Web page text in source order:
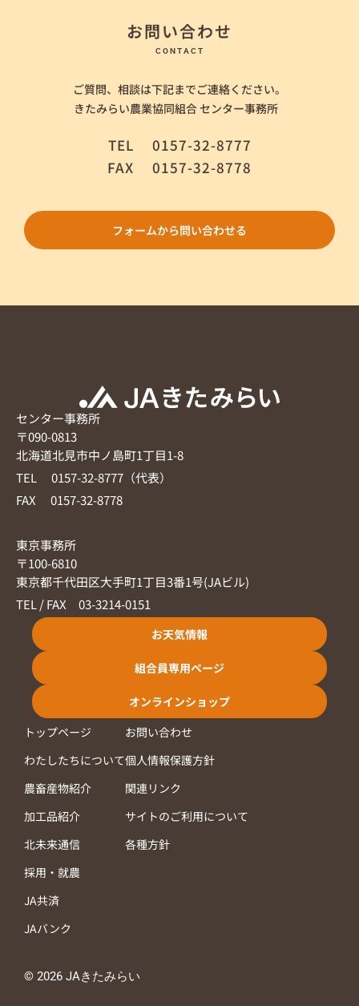
お問い合わせ
CONTACT
ご質問、相談は下記までご連絡ください。
きたみらい農業協同組合 センター事務所
TEL 0157-32-8777
FAX 0157-32-8778
フォームから問い合わせる
センター事務所
〒090-0813
北海道北見市中ノ島町1丁目1-8
TEL 0157-32-8777（代表）
FAX 0157-32-8778
東京事務所
〒100-6810
東京都千代田区大手町1丁目3番1号(JAビル)
TEL / FAX 03-3214-0151
お天気情報
組合員専用ページ
オンラインショップ
トップページ
わたしたちについて
農畜産物紹介
加工品紹介
北未来通信
採用・就農
JA共済
JAバンク
お問い合わせ
個人情報保護方針
関連リンク
サイトのご利用について
各種方針
© 2026 JAきたみらい